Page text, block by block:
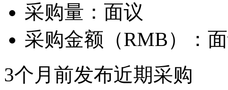
采购量： 面议
采购金额（RMB）：
3个月前发布近期采购